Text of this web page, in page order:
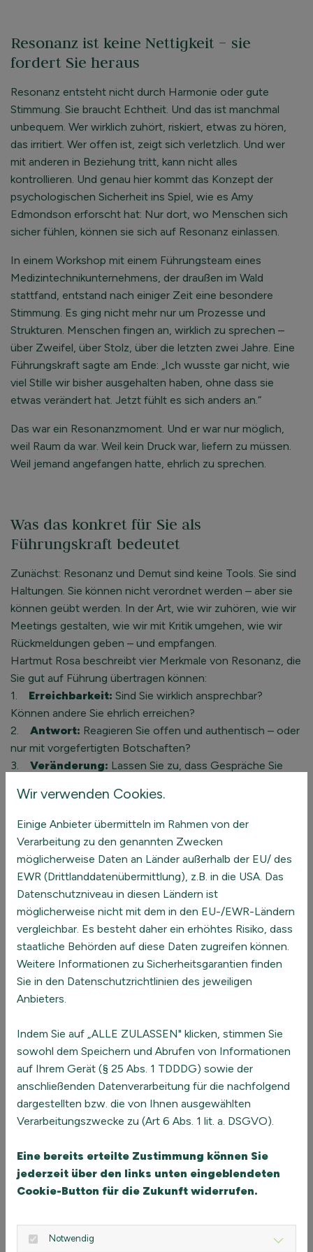
Resonanz ist keine Nettigkeit – sie
fordert Sie heraus
Resonanz entsteht nicht durch Harmonie oder gute
Stimmung. Sie braucht Echtheit. Und das ist manchmal
unbequem. Wer wirklich zuhört, riskiert, etwas zu hören,
das irritiert. Wer offen ist, zeigt sich verletzlich. Und wer
mit anderen in Beziehung tritt, kann nicht alles
kontrollieren. Und genau hier kommt das Konzept der
psychologischen Sicherheit ins Spiel, wie es Amy
Edmondson erforscht hat: Nur dort, wo Menschen sich
sicher fühlen, können sie sich auf Resonanz einlassen.
In einem Workshop mit einem Führungsteam eines
Medizintechnikunternehmens, der draußen im Wald
stattfand, entstand nach einiger Zeit eine besondere
Stimmung. Es ging nicht mehr nur um Prozesse und
Strukturen. Menschen fingen an, wirklich zu sprechen –
über Zweifel, über Stolz, über die letzten zwei Jahre. Eine
Führungskraft sagte am Ende: „Ich wusste gar nicht, wie
viel Stille wir bisher ausgehalten haben, ohne dass sie
etwas verändert hat. Jetzt fühlt es sich anders an.“
Das war ein Resonanzmoment. Und er war nur möglich,
weil Raum da war. Weil kein Druck war, liefern zu müssen.
Weil jemand angefangen hatte, ehrlich zu sprechen.
Was das konkret für Sie als
Führungskraft bedeutet
Zunächst: Resonanz und Demut sind keine Tools. Sie sind
Haltungen. Sie können nicht verordnet werden – aber sie
können geübt werden. In der Art, wie wir zuhören, wie wir
Meetings gestalten, wie wir mit Kritik umgehen, wie wir
Rückmeldungen geben – und empfangen.
Hartmut Rosa beschreibt vier Merkmale von Resonanz, die
Sie gut auf Führung übertragen können:
1.
Erreichbarkeit: Sind Sie wirklich ansprechbar?
Können andere Sie ehrlich erreichen?
2. Antwort: Reagieren Sie offen und authentisch – oder
nur mit vorgefertigten Botschaften?
3. Veränderung: Lassen Sie zu, dass Gespräche Sie
4.Unverfügbarkeit:Akzeptieren Sie, dass echte
Verbindung nicht erzwungen werden kann?
Demut hilft dabei, diese Resonanz zu ermöglichen. Sie
sorgt für eine sichere Atmosphäre, in der andere sich
trauen, mitzudenken und sich einzubringen – auch mit
Unsicherheiten.
Führung braucht heute Beziehung – und
das ist Ihre Stärke
In der modernen Führung geht es nicht mehr nur um
schaffen, Haltung zu zeigen, sich und anderen zu
vertrauen. Resonanz und Demut sind keine schnellen
Lösungen. Aber sie bieten eine Möglichkeit, Beziehung in
Organisationen neu zu denken – nicht als Mittel zum
Zweck, sondern als Kern von Führung. Denn Führung ist
nicht das, was wir tun. Sondern das, was zwischen uns
Was Sie tun können – erste konkrete
Echtes Zuhören üben
Wir verwenden Cookies.
Einige Anbieter übermitteln im Rahmen von der
Verarbeitung zu den genannten Zwecken
möglicherweise Daten an Länder außerhalb der EU/ des
EWR (Drittlanddatenübermittlung), z.B. in die USA. Das
Datenschutzniveau in diesen Ländern ist
möglicherweise nicht mit dem in den EU-/EWR-Ländern
vergleichbar. Es besteht daher ein erhöhtes Risiko, dass
staatliche Behörden auf diese Daten zugreifen können.
Weitere Informationen zu Sicherheitsgarantien finden
Sie in den Datenschutzrichtlinien des jeweiligen
Anbieters.
Indem Sie auf „ALLE ZULASSEN" klicken, stimmen Sie
sowohl dem Speichern und Abrufen von Informationen
auf Ihrem Gerät (§ 25 Abs. 1 TDDDG) sowie der
anschließenden Datenverarbeitung für die nachfolgend
dargestellten bzw. die von Ihnen ausgewählten
Verarbeitungszwecke zu (Art 6 Abs. 1 lit. a. DSGVO).
Eine bereits erteilte Zustimmung können Sie
jederzeit über den links unten eingeblendeten
Cookie-Button für die Zukunft widerrufen.
Notwendig